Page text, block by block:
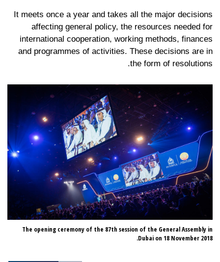
It meets once a year and takes all the major decisions
affecting general policy, the resources needed for
international cooperation, working methods, finances
and programmes of activities. These decisions are in
the form of resolutions.
The opening ceremony of the 87th session of the General Assembly in
Dubai on 18 November 2018.